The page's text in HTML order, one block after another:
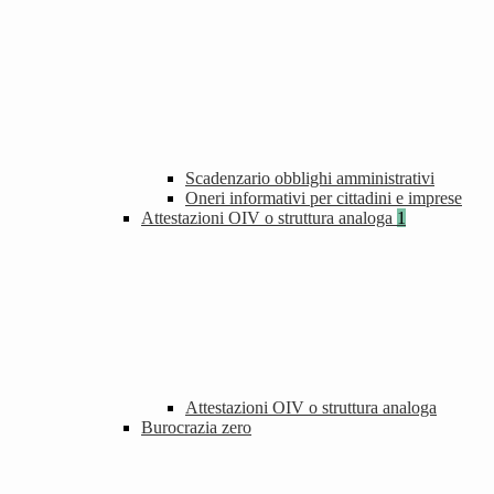
Scadenzario obblighi amministrativi
Oneri informativi per cittadini e imprese
Attestazioni OIV o struttura analoga 1
Attestazioni OIV o struttura analoga
Burocrazia zero